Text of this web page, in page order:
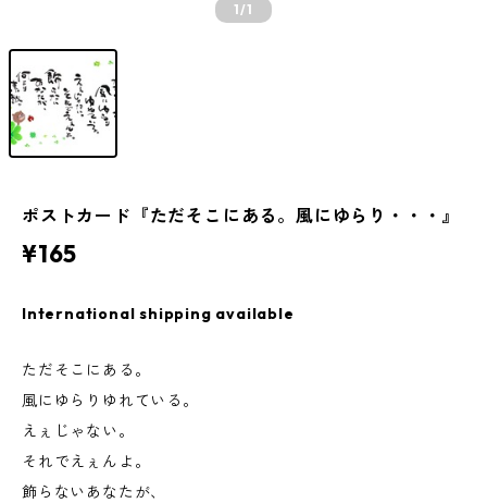
1/1
ポストカード『ただそこにある。風にゆらり・・・』
¥165
International shipping available
ただそこにある。
風にゆらりゆれている。
えぇじゃない。
それでえぇんよ。
飾らないあなたが、